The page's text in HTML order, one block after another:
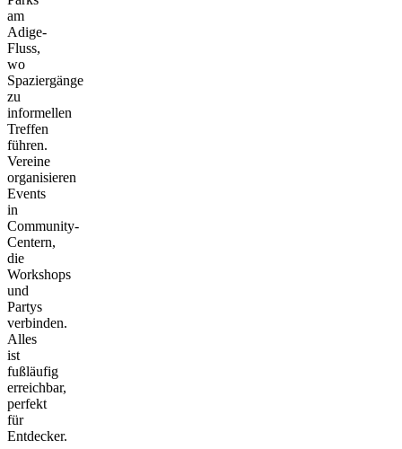
am
Adige-
Fluss,
wo
Spaziergänge
zu
informellen
Treffen
führen.
Vereine
organisieren
Events
in
Community-
Centern,
die
Workshops
und
Partys
verbinden.
Alles
ist
fußläufig
erreichbar,
perfekt
für
Entdecker.